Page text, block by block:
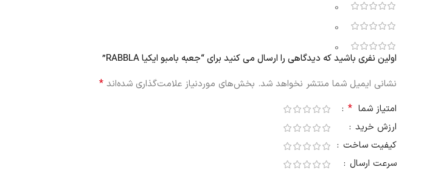
0
0
0
اولین نفری باشید که دیدگاهی را ارسال می کنید برای “جعبه بامبو ایکیا RABBLA”
نشانی ایمیل شما منتشر نخواهد شد. بخش‌های موردنیاز علامت‌گذاری شده‌اند *
امتیاز شما *
ارزش خرید
کیفیت ساخت
سرعت ارسال